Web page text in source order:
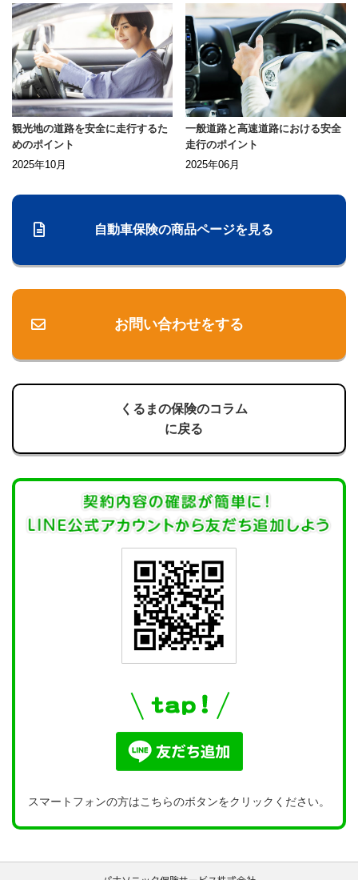
観光地の道路を安全に走行するた
めのポイント
2025年10月
一般道路と高速道路における安全
走行のポイント
2025年06月
自動車保険の商品ページを見る
お問い合わせをする
くるまの保険のコラム
に戻る
スマートフォンの方はこちらのボタンをクリックください。